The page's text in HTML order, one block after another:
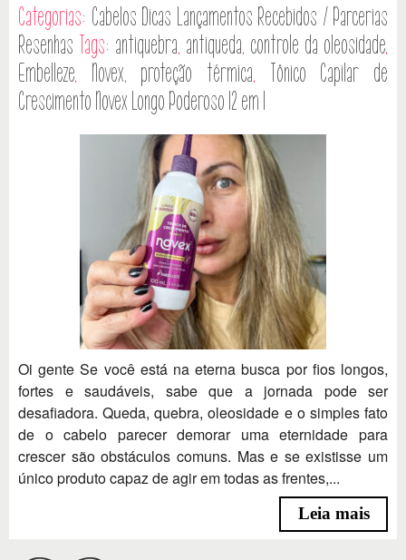
Categorias: Cabelos Dicas Lançamentos Recebidos / Parcerias
Resenhas Tags: antiquebra, antiqueda, controle da oleosidade,
Embelleze, Novex, proteção térmica,
Tônico Capilar de
Crescimento Novex Longo Poderoso 12 em 1
Oi gente Se você está na eterna busca por fios longos,
fortes e saudáveis, sabe que a jornada pode ser
desafiadora. Queda, quebra, oleosidade e o simples fato
de o cabelo parecer demorar uma eternidade para
crescer são obstáculos comuns. Mas e se existisse um
único produto capaz de agir em todas as frentes,...
Leia mais